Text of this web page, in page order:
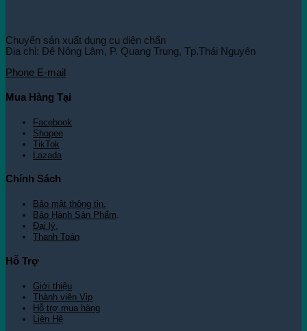
Chuyển sản xuất dụng cụ diện chẩn
Địa chỉ: Đê Nông Lâm, P. Quang Trung, Tp.Thái Nguyên
Phone E-mail
Mua Hàng Tại
Facebook
Shopee
TikTok
Lazada
Chính Sách
Bảo mật thông tin.
Bảo Hành Sản Phẩm.
Đại lý.
Thanh Toán
Hỗ Trợ
Giới thiệu
Thành viên Vip
Hỗ trợ mua hàng
Liên Hệ